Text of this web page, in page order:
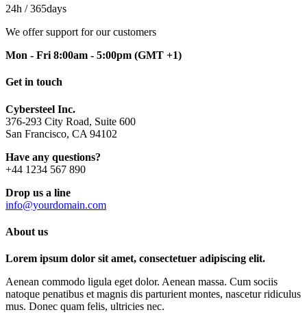
24h / 365days
We offer support for our customers
Mon - Fri 8:00am - 5:00pm (GMT +1)
Get in touch
Cybersteel Inc.
376-293 City Road, Suite 600
San Francisco, CA 94102
Have any questions?
+44 1234 567 890
Drop us a line
info@yourdomain.com
About us
Lorem ipsum dolor sit amet, consectetuer adipiscing elit.
Aenean commodo ligula eget dolor. Aenean massa. Cum sociis
natoque penatibus et magnis dis parturient montes, nascetur ridiculus
mus. Donec quam felis, ultricies nec.